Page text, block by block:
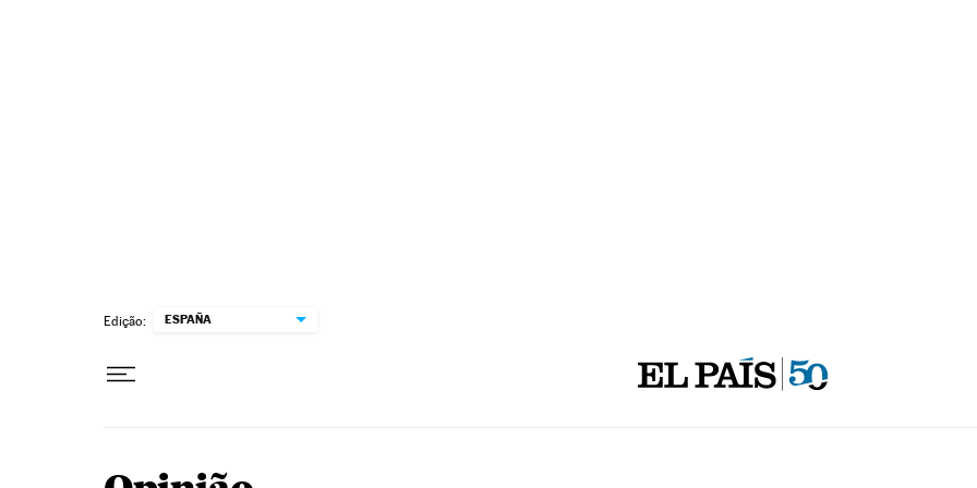
Edição: ESPAÑA